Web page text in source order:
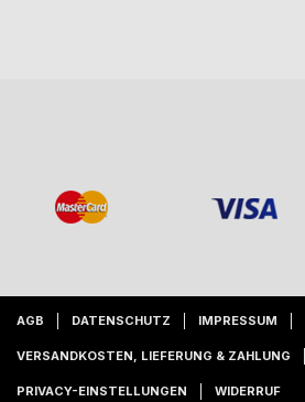
AGB DATENSCHUTZ IMPRESSUM
VERSANDKOSTEN, LIEFERUNG & ZAHLUNG
PRIVACY-EINSTELLUNGEN WIDERRUF